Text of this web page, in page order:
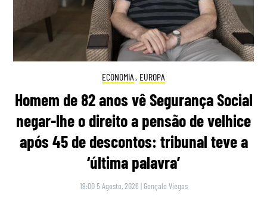
ECONOMIA , EUROPA
Homem de 82 anos vê Segurança Social
negar-lhe o direito a pensão de velhice
após 45 de descontos: tribunal teve a
‘última palavra’
19:00 5 Agosto, 2026 | Gonçalo Viegas